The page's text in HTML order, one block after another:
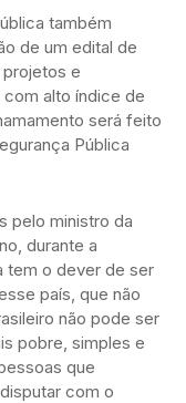
também
de um edital de
e
alto índice de
será feito
Pública
pelo ministro da
durante a
tem o dever de ser
país, que não
não pode ser
pobre, simples e
que
com o